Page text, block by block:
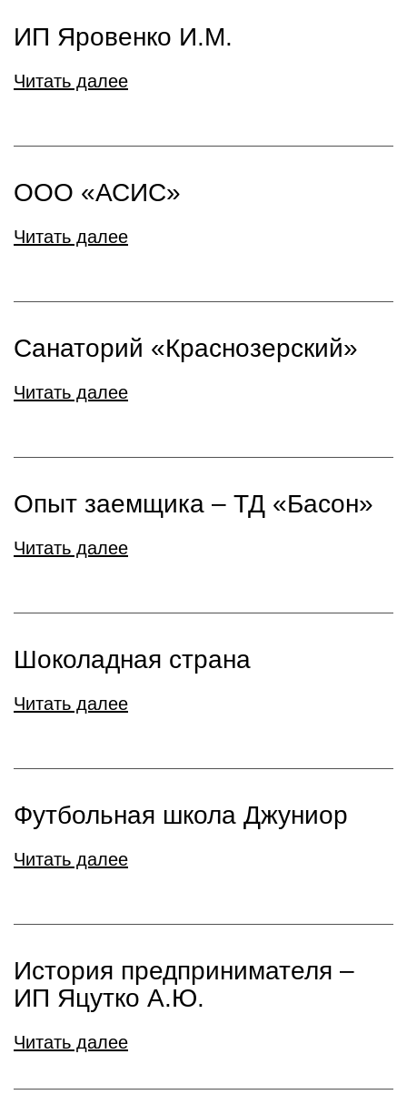
ИП Яровенко И.М.
Читать далее
ООО «АСИС»
Читать далее
Санаторий «Краснозерский»
Читать далее
Опыт заемщика – ТД «Басон»
Читать далее
Шоколадная страна
Читать далее
Футбольная школа Джуниор
Читать далее
История предпринимателя –
ИП Яцутко А.Ю.
Читать далее